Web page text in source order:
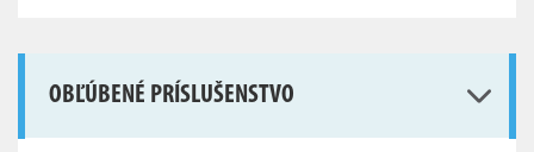
OBĽÚBENÉ PRÍSLUŠENSTVO